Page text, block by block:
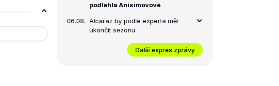
podlehla Anisimovové
06.08. Alcaraz by podle experta měl
ukončit sezonu
Další expres zprávy